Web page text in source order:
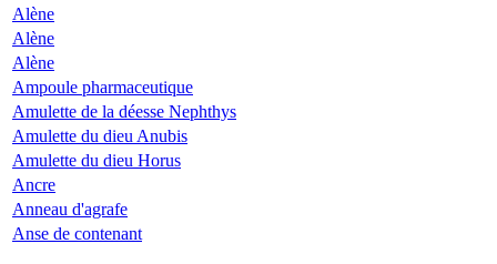
Alène
Alène
Alène
Ampoule pharmaceutique
Amulette de la déesse Nephthys
Amulette du dieu Anubis
Amulette du dieu Horus
Ancre
Anneau d'agrafe
Anse de contenant